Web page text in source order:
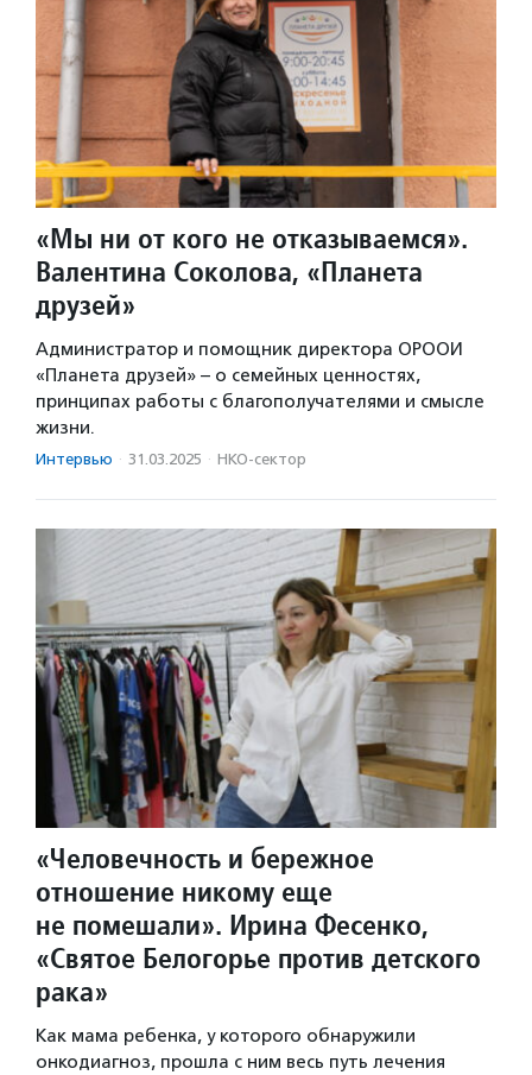
«Мы ни от кого не отказываемся».
Валентина Соколова, «Планета
друзей»
Администратор и помощник директора ОРООИ
«Планета друзей» – о семейных ценностях,
принципах работы с благополучателями и смысле
жизни.
Интервью · 31.03.2025 · НКО-сектор
«Человечность и бережное
отношение никому еще
не помешали». Ирина Фесенко,
«Святое Белогорье против детского
рака»
Как мама ребенка, у которого обнаружили
онкодиагноз, прошла с ним весь путь лечения